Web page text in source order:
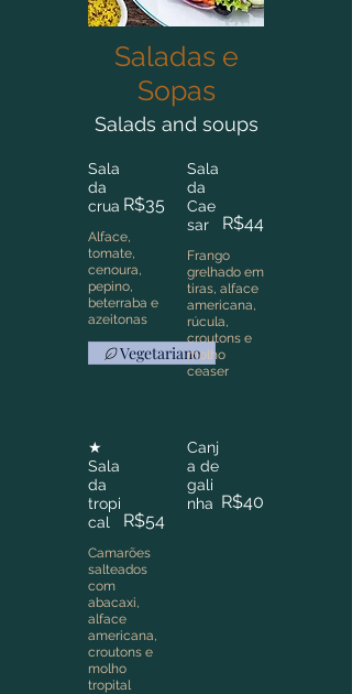
Saladas e
Sopas
Salads and soups
Sala
da
crua
Alface,
tomate,
cenoura,
pepino,
beterraba e
azeitonas
R$35
Vegetariano
Sala
da
Cae
sar
Frango
grelhado em
tiras, alface
americana,
rúcula,
croutons e
molho
ceaser
R$44
★
Sala
da
tropi
cal
Camarões
salteados
com
abacaxi,
alface
americana,
croutons e
molho
tropital
R$54
Canj
a de
gali
nha R$40